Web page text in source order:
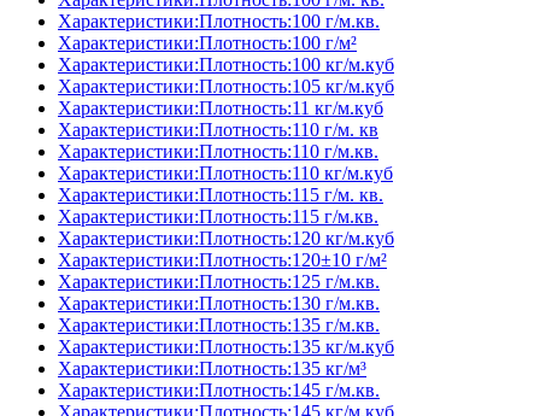
Характеристики:Плотность:100 г/м.кв.
Характеристики:Плотность:100 г/м²
Характеристики:Плотность:100 кг/м.куб
Характеристики:Плотность:105 кг/м.куб
Характеристики:Плотность:11 кг/м.куб
Характеристики:Плотность:110 г/м. кв
Характеристики:Плотность:110 г/м.кв.
Характеристики:Плотность:110 кг/м.куб
Характеристики:Плотность:115 г/м. кв.
Характеристики:Плотность:115 г/м.кв.
Характеристики:Плотность:120 кг/м.куб
Характеристики:Плотность:120±10 г/м²
Характеристики:Плотность:125 г/м.кв.
Характеристики:Плотность:130 г/м.кв.
Характеристики:Плотность:135 г/м.кв.
Характеристики:Плотность:135 кг/м.куб
Характеристики:Плотность:135 кг/м³
Характеристики:Плотность:145 г/м.кв.
Характеристики:Плотность:145 кг/м.куб